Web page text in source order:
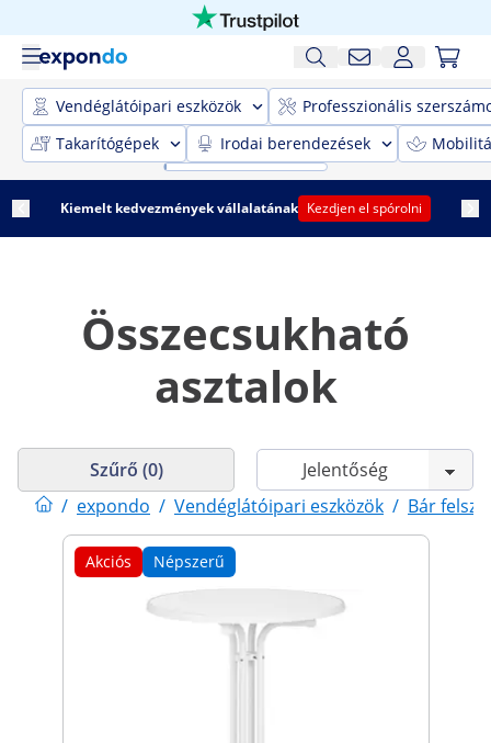
Vendéglátóipari eszközök
Professzionális
Takarítógépek
Irodai berendezések
Kiemelt kedvezmények vállalatának Kezdjen el spórolni
Összecsukható
asztalok
/ expondo / Vendéglátóipari eszközök / Bár
Szűrő (0)
Akciós Népszerű